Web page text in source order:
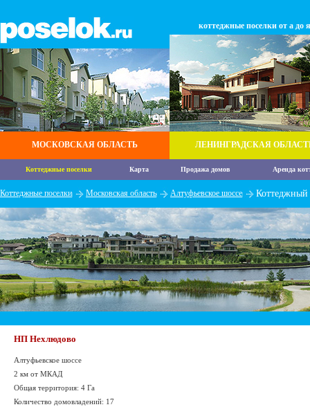
МОСКОВСКАЯ ОБЛАСТЬ
коттеджные поселки от а до я
ЛЕНИНГРАДСКАЯ
Коттеджные поселки Карта Продажа домов Аренда
Коттеджные поселки Московская область Алтуфьевское шоссе
НП Нехлюдово
Алтуфьевское шоссе
2 км от МКАД
Общая территория: 4 Га
Количество домовладений: 17